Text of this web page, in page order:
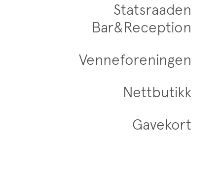
Statsraaden
Bar&Reception
Venneforeningen
Nettbutikk
Gavekort